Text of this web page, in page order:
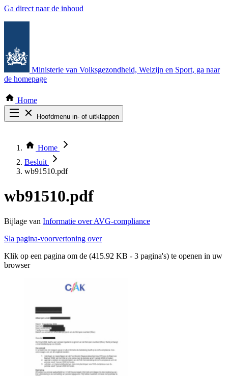
Ga direct naar de inhoud
Ministerie van Volksgezondheid, Welzijn en Sport, ga naar
de homepage
Home
Hoofdmenu in- of uitklappen
Thema COVID-19
Bekijk per bestuursorgaan
Home
Besluit
wb91510.pdf
wb91510.pdf
Bijlage van Informatie over AVG-compliance
Sla pagina-voorvertoning over
Klik op een pagina om de (415.92 KB - 3 pagina's) te openen in uw
browser